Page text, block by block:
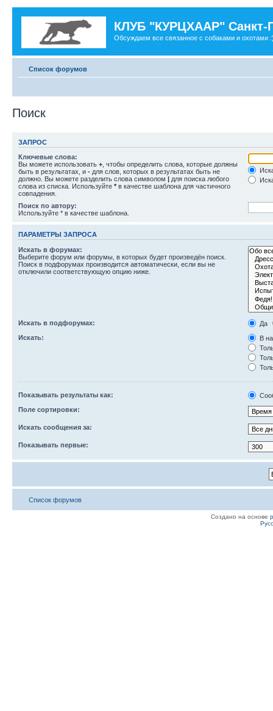
КЛУБ "КУРЦХААР" Санкт-
Обсуждаем все связанное с собаками и охотами
Список форумов
Поиск
ЗАПРОС
Ключевые слова:
Вы можете использовать + , чтобы определить слова, которые должны
быть в результатах, и - для слов, которых в результатах быть не
должно. Вы можете разделить слова символом | для поиска любого
слова из списка. Используйте * в качестве шаблона для частичного
совпадения.
Поиск по автору:
Используйте * в качестве шаблона.
ПАРАМЕТРЫ ЗАПРОСА
Искать в форумах:
Выберите форум или форумы, в которых будет произведён поиск.
Поиск в подфорумах производится автоматически, если вы не
отключили соответствующую опцию ниже.
Искать в подфорумах:
Да
Искать:
В
Показывать результаты как:
Поле сортировки:
Искать сообщения за:
Показывать первые:
Список форумов
Создано на основе